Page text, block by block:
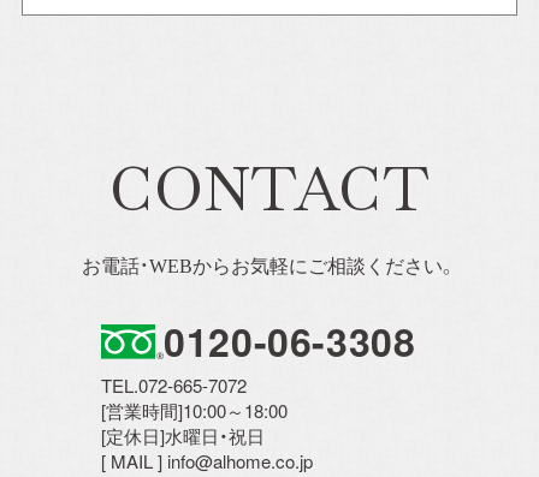
イベント情報一覧を見る
ー
CONTACT
お電話・WEBからお気軽にご相談ください。
0120-06-3308
TEL.072-665-7072
[営業時間]10:00～18:00
[定休日]水曜日・祝日
[ MAIL ] info@alhome.co.jp